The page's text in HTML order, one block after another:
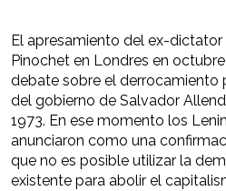
El apresamiento del ex-dictator
Pinochet en Londres en
debate sobre el derrocamiento
del gobierno de Salvador
1973. En ese momento los
anunciaron como una
que no es posible utilizar la
existente para abolir el